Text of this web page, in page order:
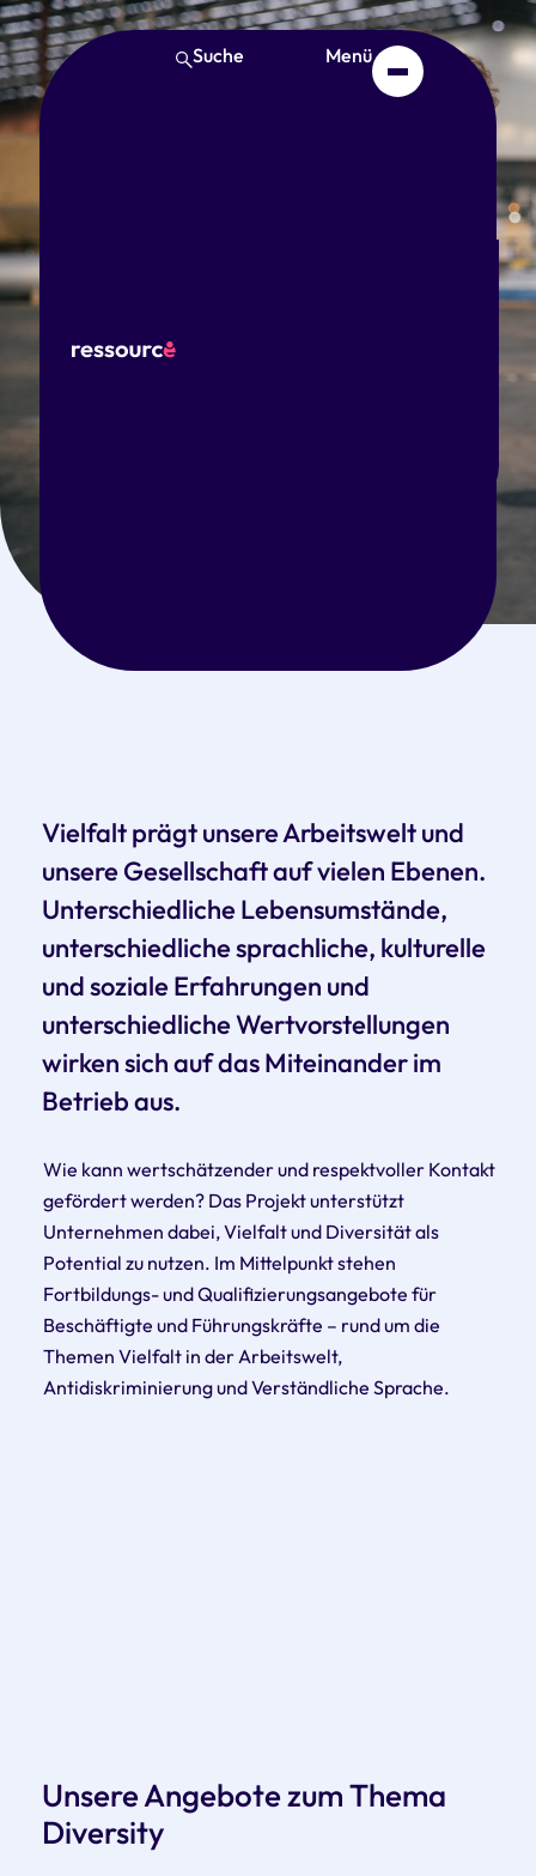
Suche Menü
Vielfalt prägt unsere Arbeitswelt und
unsere Gesellschaft auf vielen Ebenen.
Unterschiedliche Lebensumstände,
unterschiedliche sprachliche, kulturelle
und soziale Erfahrungen und
unterschiedliche Wertvorstellungen
wirken sich auf das Miteinander im
Betrieb aus.
Wie kann wertschätzender und respektvoller Kontakt
gefördert werden? Das Projekt unterstützt
Unternehmen dabei, Vielfalt und Diversität als
Potential zu nutzen. Im Mittelpunkt stehen
Fortbildungs- und Qualifizierungsangebote für
Beschäftigte und Führungskräfte – rund um die
Themen Vielfalt in der Arbeitswelt,
Antidiskriminierung und Verständliche Sprache.
Unsere Angebote zum Thema
Diversity